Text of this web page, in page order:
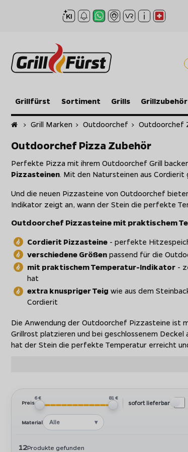
Grillfürst Sortiment Grills Grillzubehör
Startseite
> Grill Marken > Outdoorchef > Outdoorchef
Outdoorchef Pizza Zubehör
Perfekte Pizza mit ihrem Outdoorchef Grill
Pizzasteinen. Mit den Natursteinen aus
Und die neuen Pizzasteine von Outdoorchef
Indikator zeigt an, wann der Stein die perfekte
Outdoorchef Pizzasteine mit praktischem
Cordierit Pizzasteine - perfekte
verschiedene Größen passend für die
mit praktischem Temperatur-Indikator -
hat
extra knuspriger Teig wie aus dem
Cordierit
Die Anwendung der Outdoorchef Pizzasteine ist
Grillrost platzieren und bei geschlossenem
hat der Stein die perfekte Temperatur erreicht
Ergänzt wird das Outdoorchef Pizza Sortiment
Preis
6 € 81 €
sofort lieferbar
Material Alle
12Produkte gefunden